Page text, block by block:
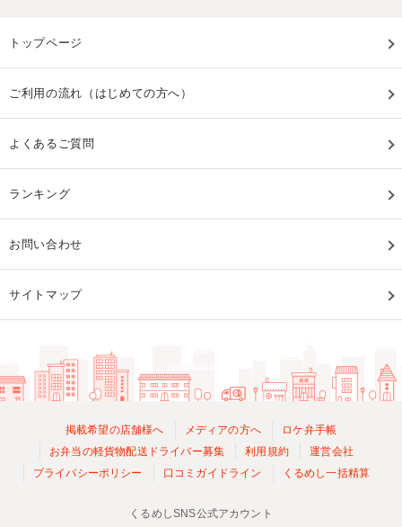
トップページ
ご利用の流れ（はじめての方へ）
よくあるご質問
ランキング
お問い合わせ
サイトマップ
掲載希望の店舗様へ メディアの方へ
ロケ弁手帳
お弁当の軽貨物配送ドライバー募集
利用規約
運営会社
プライバシーポリシー
口コミガイドライン くるめし一括精算
くるめしSNS公式アカウント